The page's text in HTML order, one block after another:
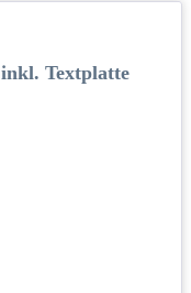
Textplatte